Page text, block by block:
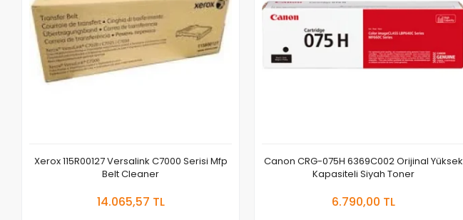
Xerox 115R00127 Versalink C7000 Serisi Mfp
Belt Cleaner
14.065,57 TL
Canon CRG-075H 6369C002 Orijinal Yüksek
Kapasiteli Siyah Toner
6.790,00 TL